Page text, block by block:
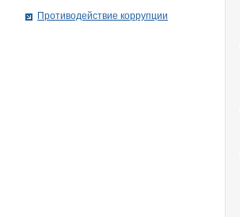
Противодействие коррупции